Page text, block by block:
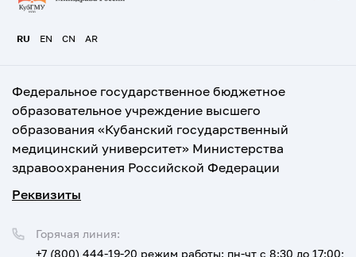
RU EN CN AR
Федеральное государственное бюджетное
образовательное учреждение высшего
образования «Кубанский государственный
медицинский университет» Министерства
здравоохранения Российской Федерации
Реквизиты
Горячая линия:
+7 (800) 444-19-20 режим работы: пн-чт с 8:30 до 17:00;